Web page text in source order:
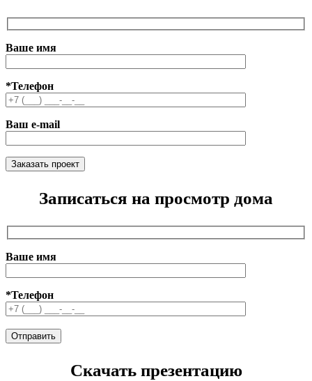
Ваше имя
*Телефон
Ваш e-mail
Записаться на просмотр дома
Ваше имя
*Телефон
Скачать презентацию